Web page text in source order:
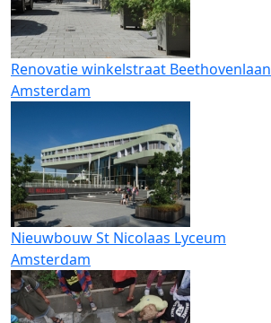
Renovatie winkelstraat Beethovenlaan
Amsterdam
Nieuwbouw St Nicolaas Lyceum
Amsterdam